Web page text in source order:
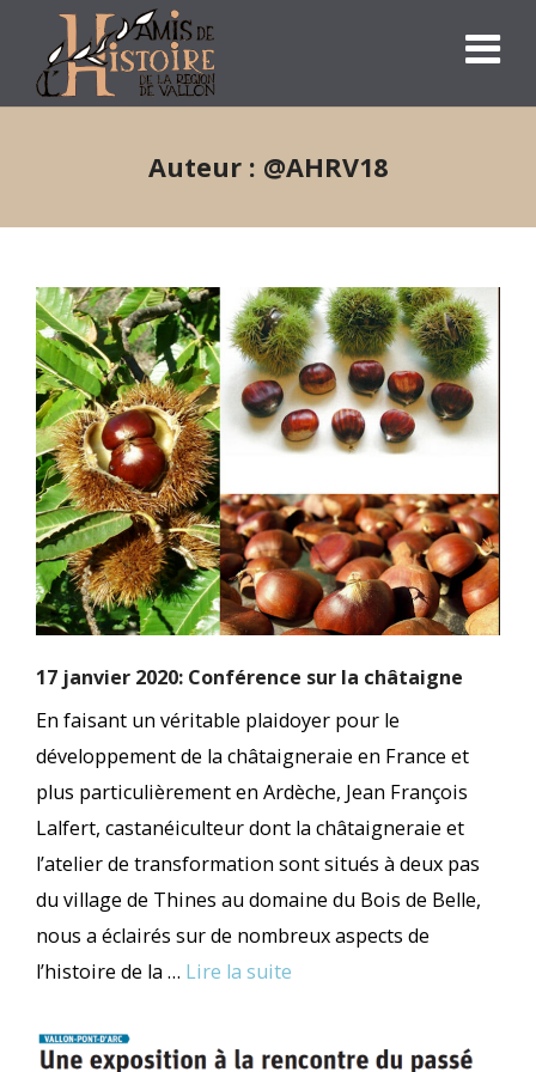
Auteur : @AHRV18
17 janvier 2020: Conférence sur la châtaigne
En faisant un véritable plaidoyer pour le
développement de la châtaigneraie en France et
plus particulièrement en Ardèche, Jean François
Lalfert, castanéiculteur dont la châtaigneraie et
l’atelier de transformation sont situés à deux pas
du village de Thines au domaine du Bois de Belle,
nous a éclairés sur de nombreux aspects de
l’histoire de la … Lire la suite